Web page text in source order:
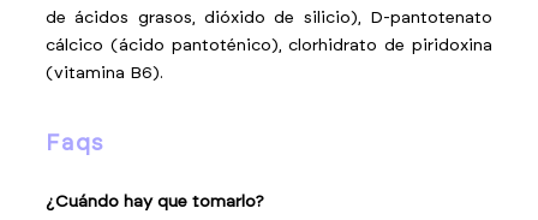
de ácidos grasos, dióxido de silicio), D-pantotenato
cálcico (ácido pantoténico), clorhidrato de piridoxina
(vitamina B6).
faqs
¿Cuándo hay que tomarlo?